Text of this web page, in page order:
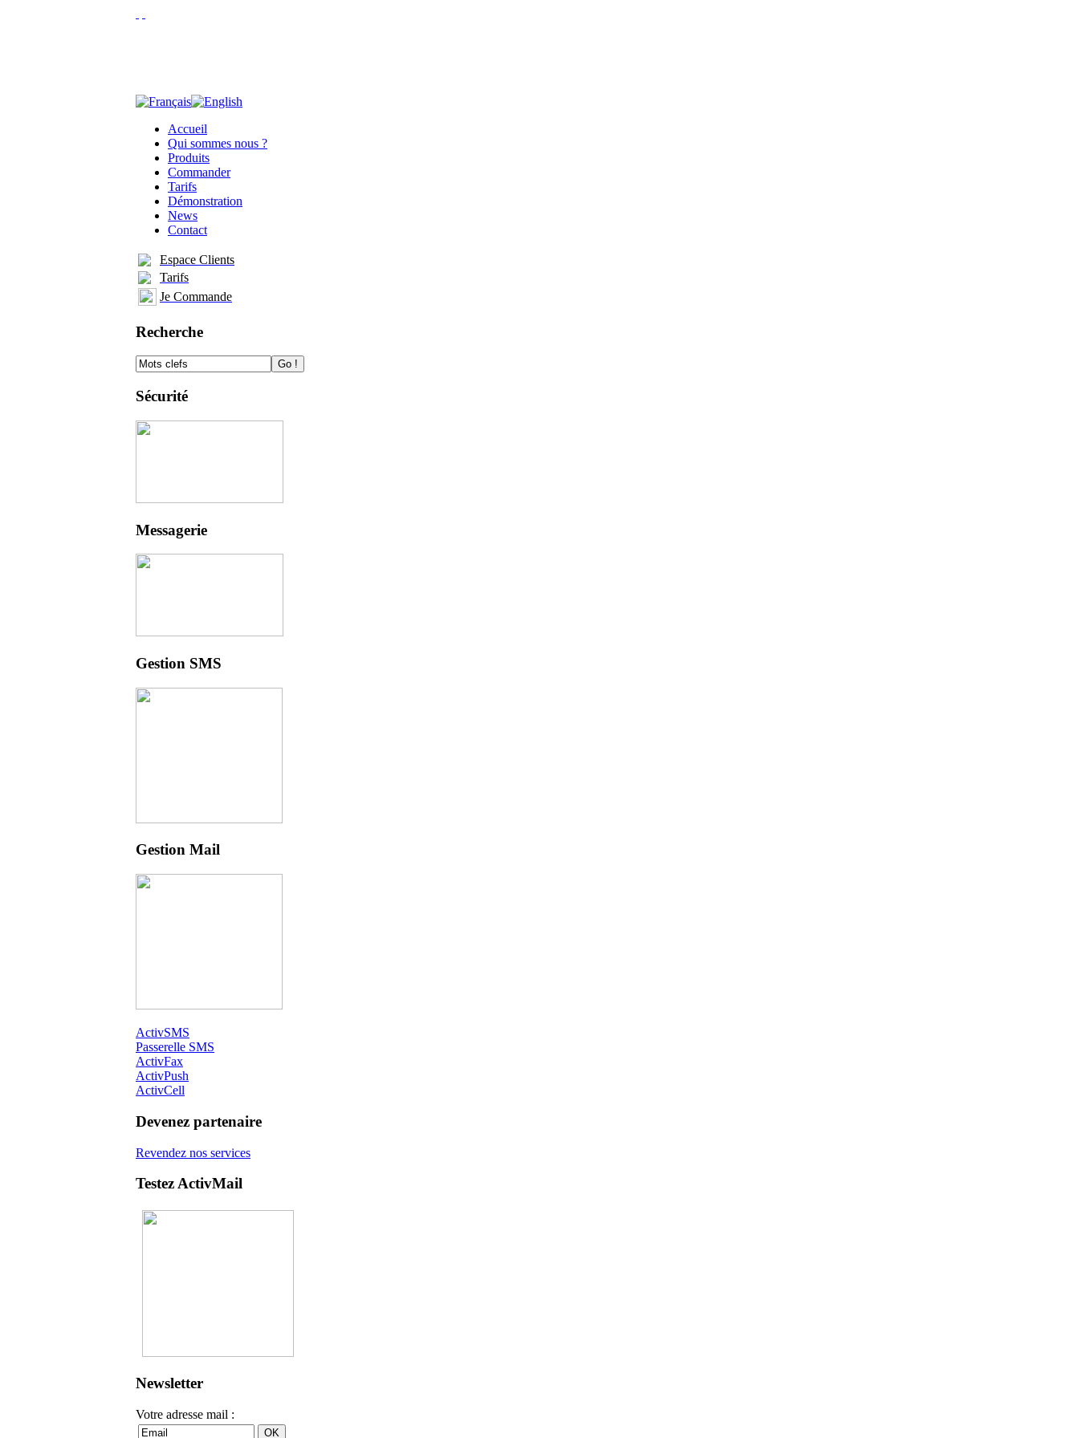
Accueil
Qui sommes nous ?
Produits
Commander
Tarifs
Démonstration
News
Contact
Espace Clients
Tarifs
Je Commande
Recherche
Sécurité
Messagerie
Gestion SMS
Gestion Mail
ActivSMS
Passerelle SMS
ActivFax
ActivPush
ActivCell
Devenez partenaire
Revendez nos services
Testez ActivMail
Newsletter
Votre adresse mail :